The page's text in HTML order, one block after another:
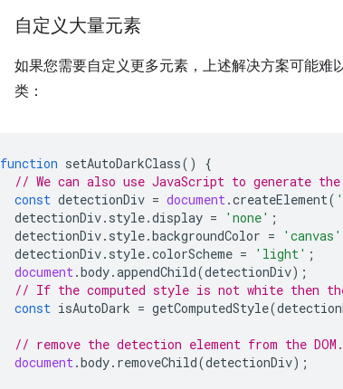
自定义大量元素
如果您需要自定义更多元素，上述解决方案可能
类：
function setAutoDarkClass()
{
// We can also use JavaScript to generate
const detectionDiv = document.createElement(
detectionDiv. style.display = 'none' ;
detectionDiv. style.backgroundColor = 'canvas'
detectionDiv. style.colorScheme = 'light' ;
document.body.appendChild(detectionDiv);
// If the computed style is not white then
const isAutoDark = getComputedStyle(
// remove the detection element from the DOM.
document.body. removeChild(detectionDiv);